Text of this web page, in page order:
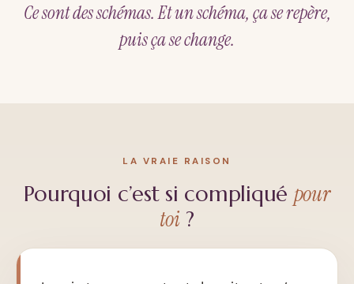
Ce sont des schémas. Et un schéma, ça se repère,
puis ça se change.
LA VRAIE RAISON
Pourquoi c’est si compliqué pour
toi ?